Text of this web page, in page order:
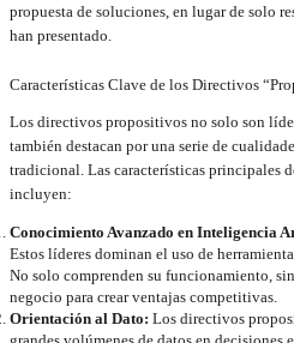
propuesta de soluciones, en lugar de solo
han presentado.
Características Clave de los Directivos
Los directivos propositivos no solo son
también destacan por una serie de
tradicional. Las características principales
incluyen:
Conocimiento Avanzado en Inteligencia
Estos líderes dominan el uso de
No solo comprenden su funcionamiento,
negocio para crear ventajas competitivas.
Orientación al Dato: Los directivos